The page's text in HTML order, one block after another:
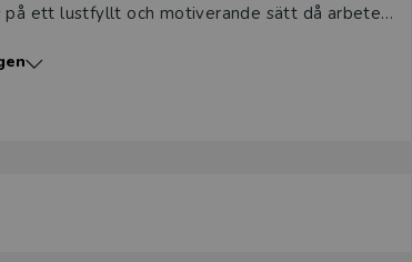
på ett lustfyllt och motiverande sätt då arbetet